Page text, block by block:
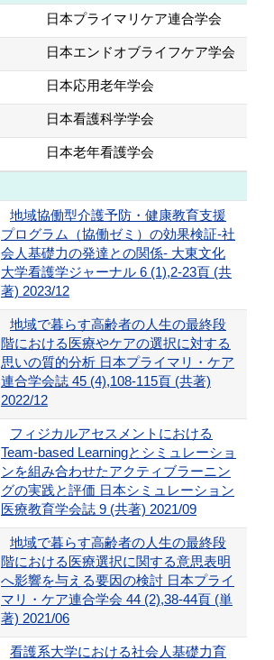
日本プライマリケア連合学会
日本エンドオブライフケア学会
日本応用老年学会
日本看護科学学会
日本老年看護学会
地域協働型介護予防・健康教育支援
プログラム（協働ゼミ）の効果検証-社
会人基礎力の発達との関係- 大東文化
大学看護学ジャーナル 6 (1),2-23頁 (共
著) 2023/12
地域で暮らす高齢者の人生の最終段
階における医療やケアの選択に対する
思いの質的分析 日本プライマリ・ケア
連合学会誌 45 (4),108-115頁 (共著)
2022/12
フィジカルアセスメントにおける
Team-based Learningとシミュレーショ
ンを組み合わせたアクティブラーニン
グの実践と評価 日本シミュレーション
医療教育学会誌 9 (共著) 2021/09
地域で暮らす高齢者の人生の最終段
階における医療選択に関する意思表明
へ影響を与える要因の検討 日本プライ
マリ・ケア連合学会 44 (2),38-44頁 (単
著) 2021/06
看護系大学における社会人基礎力育